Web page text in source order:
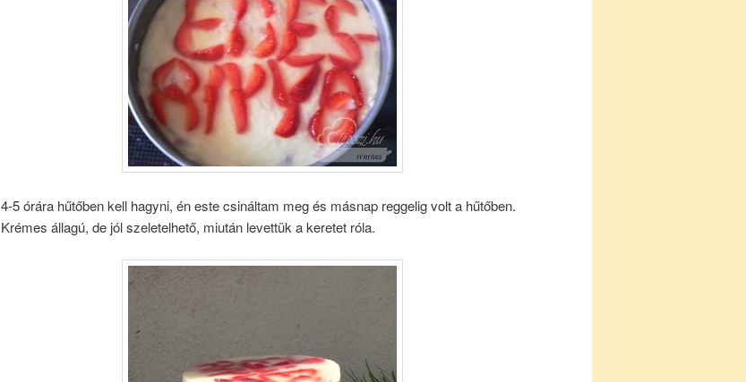
4-5 órára hűtőben kell hagyni, én este csináltam meg és másnap reggelig volt a hűtőben.
Krémes állagú, de jól szeletelhető, miután levettük a keretet róla.